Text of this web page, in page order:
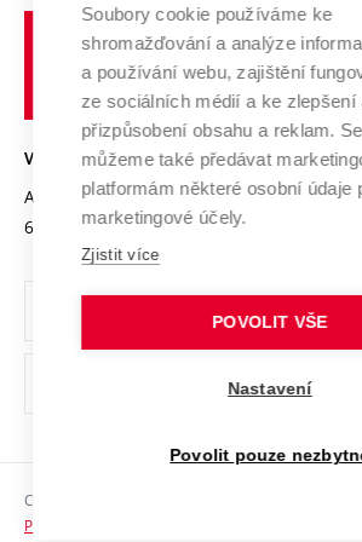
Výzkumné infrastruktury
Transfer znalostí
Open Science
Projekty
Projekty ze strukturálních fondů
Specifický výzkum
Spolupráce se školami
Služby univerzity
Mezinárodní dohody
Univerzitní sítě
Udržitelná univerzita
Podnikavá univerzita / ContriBUTe
Bezpečná univerzita
Vyznamenání
Organizační struktura
Ochrana osobních údajů
odkaz)
Sociální bezpečí
VYSOKÉ UČENÍ TECHNICKÉ V BRNĚ
Antonínská 548/1
602 00 Brno
www.vut.cz
vut@vutbr.cz
Copyright © 2026 VUT
Prohlášení o přístupnosti
Soubory cookie používáme ke
shromažďování a analýze
a používání webu, zajištění
ze sociálních médií a ke zlepšení
přizpůsobení obsahu a reklam.
můžeme také předávat
platformám některé osobní údaje
marketingové účely.
Zjistit více
POVOLIT VŠE
Nastavení
Povolit pouze